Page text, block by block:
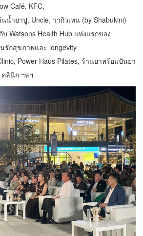
Café, KFC,
น้ำยาปู, Uncle, วากิวเทน (by Shabukini)
Watsons Health Hub แห่งแรกของ
รักสุขภาพและ longevity
Power Haus Pilates, ร้านยาพร้อมปันยา
ลินิก ฯลฯ